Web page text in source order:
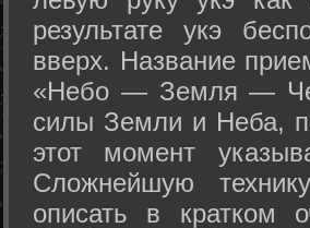
результате укэ
вверх. Название
«Небо — Земля —
силы Земли и Неба,
этот момент
Сложнейшую
описать в кратком